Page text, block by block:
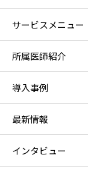
サービスメニュー
所属医師紹介
導入事例
最新情報
インタビュー